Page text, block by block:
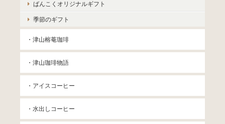
ばんこくオリジナルギフト
季節のギフト
・津山榕菴珈琲
・津山珈琲物語
・アイスコーヒー
・水出しコーヒー